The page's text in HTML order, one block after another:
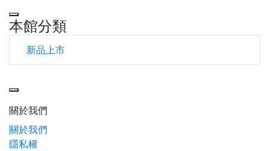
本館分類
新品上市
關於我們
關於我們
隱私權